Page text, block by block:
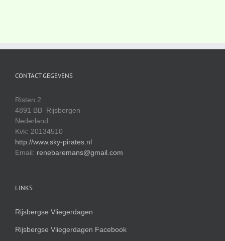
CONTACT GEGEVENS
Risten 2
4891 BB Rijsbergen
Nederland
Kvk: 20134510
http://www.sky-pirates.nl
Email: renebaremans@gmail.com
LINKS
Rijsbergse Vliegerdagen
Rijsbergse Vliegerdagen Facebook